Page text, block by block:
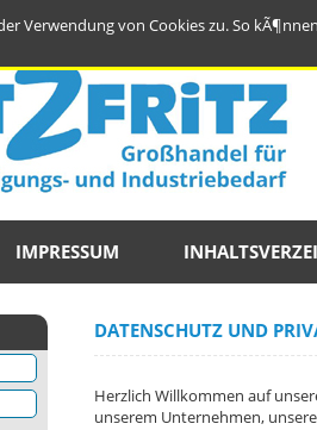
Verwendung von Cookies zu. So
IMPRESSUM
DATENSCHUTZ UND
Herzlich Willkommen auf
unserem Unternehmen,